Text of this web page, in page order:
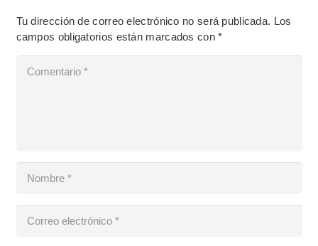
Tu dirección de correo electrónico no será publicada. Los
campos obligatorios están marcados con*